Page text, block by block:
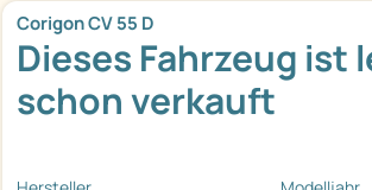
Corigon CV 55 D
Dieses Fahrzeug ist
schon verkauft